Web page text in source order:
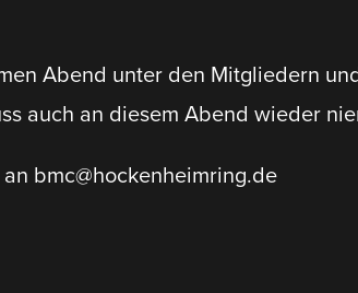
Abend unter den Mitgliedern
auch an diesem Abend wieder
bmc@hockenheimring.de